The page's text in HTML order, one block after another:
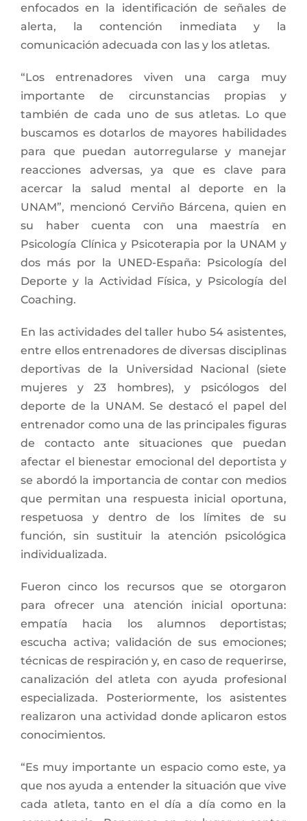
enfocados en la identificación de señales de
alerta, la contención inmediata y la
comunicación adecuada con las y los atletas.
“Los entrenadores viven una carga muy
importante de circunstancias propias y
también de cada uno de sus atletas. Lo que
buscamos es dotarlos de mayores habilidades
para que puedan autorregularse y manejar
reacciones adversas, ya que es clave para
acercar la salud mental al deporte en la
UNAM”, mencionó Cerviño Bárcena, quien en
su haber cuenta con una maestría en
Psicología Clínica y Psicoterapia por la UNAM y
dos más por la UNED-España: Psicología del
Deporte y la Actividad Física, y Psicología del
Coaching.
En las actividades del taller hubo 54 asistentes,
entre ellos entrenadores de diversas disciplinas
deportivas de la Universidad Nacional (siete
mujeres y 23 hombres), y psicólogos del
deporte de la UNAM. Se destacó el papel del
entrenador como una de las principales figuras
de contacto ante situaciones que puedan
afectar el bienestar emocional del deportista y
se abordó la importancia de contar con medios
que permitan una respuesta inicial oportuna,
respetuosa y dentro de los límites de su
función, sin sustituir la atención psicológica
individualizada.
Fueron cinco los recursos que se otorgaron
para ofrecer una atención inicial oportuna:
empatía hacia los alumnos deportistas;
escucha activa; validación de sus emociones;
técnicas de respiración y, en caso de requerirse,
canalización del atleta con ayuda profesional
especializada. Posteriormente, los asistentes
realizaron una actividad donde aplicaron estos
conocimientos.
“Es muy importante un espacio como este, ya
que nos ayuda a entender la situación que vive
cada atleta, tanto en el día a día como en la